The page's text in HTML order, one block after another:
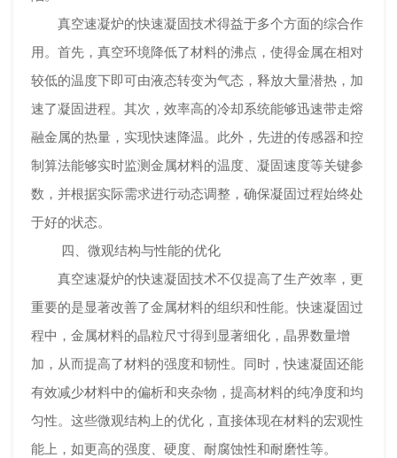
真空速凝炉的快速凝固技术得益于多个方面的综合作
用。首先，真空环境降低了材料的沸点，使得金属在相对
较低的温度下即可由液态转变为气态，释放大量潜热，加
速了凝固进程。其次，效率高的冷却系统能够迅速带走熔
融金属的热量，实现快速降温。此外，先进的传感器和控
制算法能够实时监测金属材料的温度、凝固速度等关键参
数，并根据实际需求进行动态调整，确保凝固过程始终处
于好的状态。
四、微观结构与性能的优化
真空速凝炉的快速凝固技术不仅提高了生产效率，更
重要的是显著改善了金属材料的组织和性能。快速凝固过
程中，金属材料的晶粒尺寸得到显著细化，晶界数量增
加，从而提高了材料的强度和韧性。同时，快速凝固还能
有效减少材料中的偏析和夹杂物，提高材料的纯净度和均
匀性。这些微观结构上的优化，直接体现在材料的宏观性
能上，如更高的强度、硬度、耐腐蚀性和耐磨性等。